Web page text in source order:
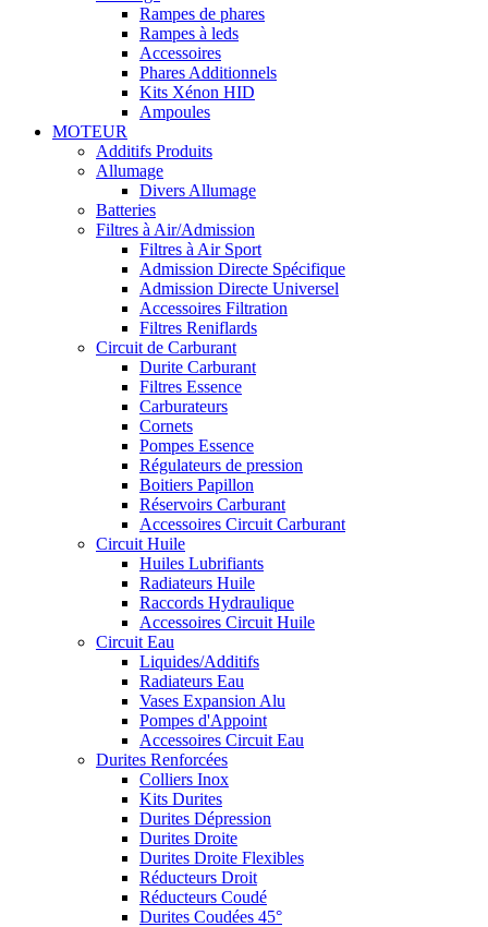
Rampes de phares
Rampes à leds
Accessoires
Phares Additionnels
Kits Xénon HID
Ampoules
MOTEUR
Additifs Produits
Allumage
Divers Allumage
Batteries
Filtres à Air/Admission
Filtres à Air Sport
Admission Directe Spécifique
Admission Directe Universel
Accessoires Filtration
Filtres Reniflards
Circuit de Carburant
Durite Carburant
Filtres Essence
Carburateurs
Cornets
Pompes Essence
Régulateurs de pression
Boitiers Papillon
Réservoirs Carburant
Accessoires Circuit Carburant
Circuit Huile
Huiles Lubrifiants
Radiateurs Huile
Raccords Hydraulique
Accessoires Circuit Huile
Circuit Eau
Liquides/Additifs
Radiateurs Eau
Vases Expansion Alu
Pompes d'Appoint
Accessoires Circuit Eau
Durites Renforcées
Colliers Inox
Kits Durites
Durites Dépression
Durites Droite
Durites Droite Flexibles
Réducteurs Droit
Réducteurs Coudé
Durites Coudées 45°